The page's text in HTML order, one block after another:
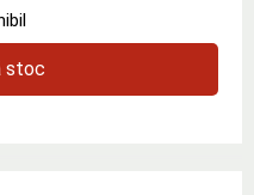
stoc